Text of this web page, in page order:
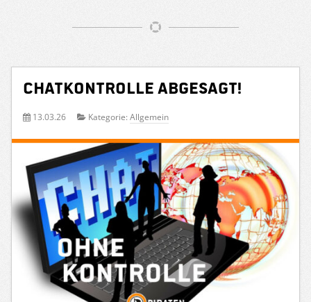
Chatkontrolle abgesagt!
13.03.26 Kategorie: Allgemein